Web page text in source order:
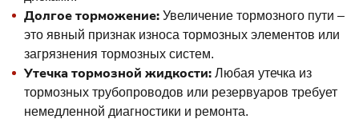
Долгое торможение: Увеличение тормозного пути –
это явный признак износа тормозных элементов или
загрязнения тормозных систем.
Утечка тормозной жидкости: Любая утечка из
тормозных трубопроводов или резервуаров требует
немедленной диагностики и ремонта.